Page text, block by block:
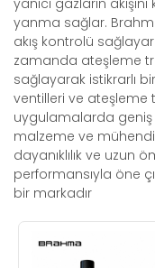
yanıcı gazların
yanma sağlar.
akış kontrolü
zamanda ateşleme
sağlayarak istikrarlı
ventilleri ve ateşleme
uygulamalarda geniş
malzeme ve
dayanıklılık ve uzun
performansıyla öne
bir markadır